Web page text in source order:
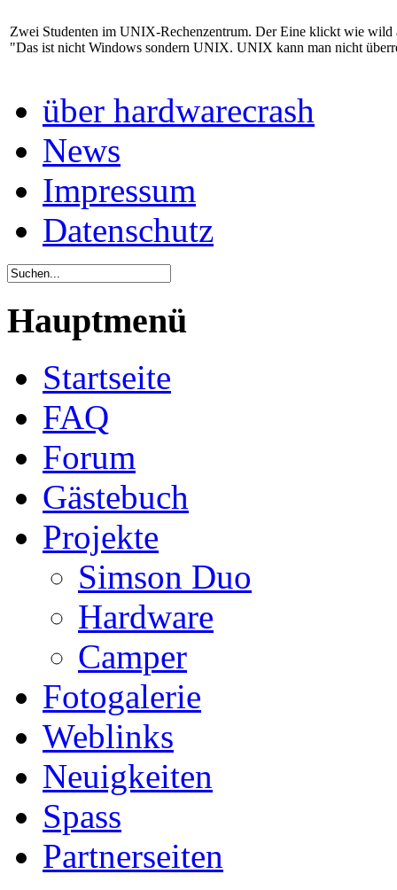
Zwei Studenten im UNIX-Rechenzentrum. Der Eine klickt wie
"Das ist nicht Windows sondern UNIX. UNIX kann man nicht
über hardwarecrash
News
Impressum
Datenschutz
Hauptmenü
Startseite
FAQ
Forum
Gästebuch
Projekte
Simson Duo
Hardware
Camper
Fotogalerie
Weblinks
Neuigkeiten
Spass
Partnerseiten